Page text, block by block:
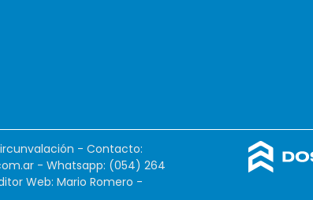
- Contacto:
- Whatsapp: (054) 264
Web: Mario Romero -